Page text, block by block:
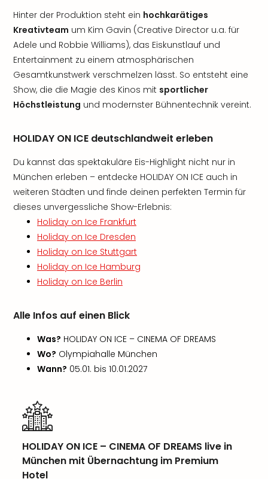
Hinter der Produktion steht ein hochkarätiges
Kreativteam um Kim Gavin (Creative Director u.a. für
Adele und Robbie Williams), das Eiskunstlauf und
Entertainment zu einem atmosphärischen
Gesamtkunstwerk verschmelzen lässt. So entsteht eine
Show, die die Magie des Kinos mit sportlicher
Höchstleistung und modernster Bühnentechnik vereint.
HOLIDAY ON ICE deutschlandweit erleben
Du kannst das spektakuläre Eis-Highlight nicht nur in
München erleben – entdecke HOLIDAY ON ICE auch in
weiteren Städten und finde deinen perfekten Termin für
dieses unvergessliche Show-Erlebnis:
Holiday on Ice Frankfurt
Holiday on Ice Dresden
Holiday on Ice Stuttgart
Holiday on Ice Hamburg
Holiday on Ice Berlin
Alle Infos auf einen Blick
Was? HOLIDAY ON ICE – CINEMA OF DREAMS
Wo? Olympiahalle München
Wann? 05.01. bis 10.01.2027
HOLIDAY ON ICE – CINEMA OF DREAMS live in
München mit Übernachtung im Premium
Hotel